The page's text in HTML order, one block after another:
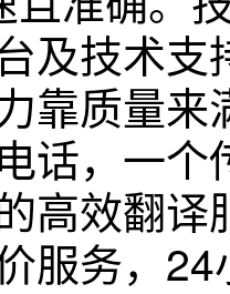
及技术
靠质量
话，一
高效翻
服务，